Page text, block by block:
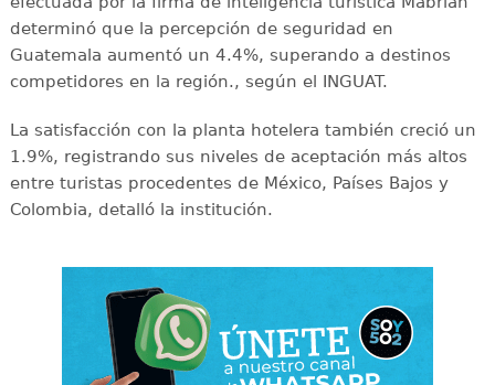
determinó que la percepción de seguridad en
Guatemala aumentó un 4.4%, superando a destinos
competidores en la región., según el INGUAT.
La satisfacción con la planta hotelera también creció un
1.9%, registrando sus niveles de aceptación más altos
entre turistas procedentes de México, Países Bajos y
Colombia, detalló la institución.